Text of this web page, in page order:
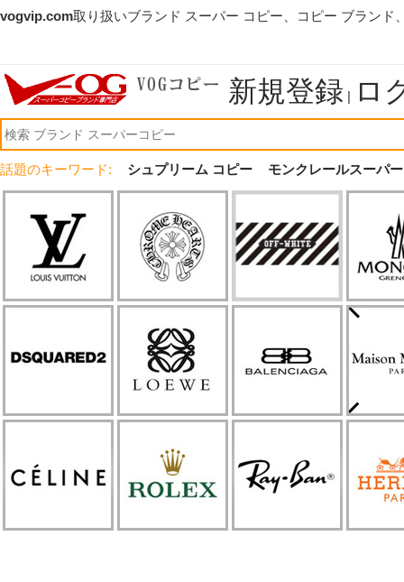
vogvip.com取り扱いブランド スーパー コピー、コピー ブランド
新規登録 | ロ
話題のキーワード: シュプリーム コピー モンクレールスーパ